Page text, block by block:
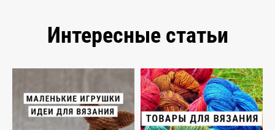
Интересные статьи